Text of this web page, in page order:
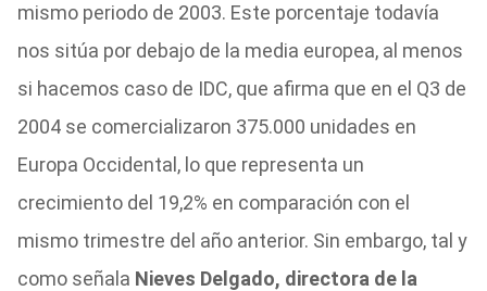
mismo periodo de 2003. Este porcentaje todavía
nos sitúa por debajo de la media europea, al menos
si hacemos caso de IDC, que afirma que en el Q3 de
2004 se comercializaron 375.000 unidades en
Europa Occidental, lo que representa un
crecimiento del 19,2% en comparación con el
mismo trimestre del año anterior. Sin embargo, tal y
como señala Nieves Delgado, directora de la